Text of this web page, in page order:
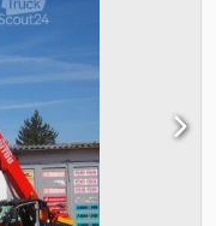
Heizung,
4x4
Modell noch ca.
&
Danzig. Besuchen
zu günstigen
Gerne kaufen wir
dass Sie ein Fahrzeug